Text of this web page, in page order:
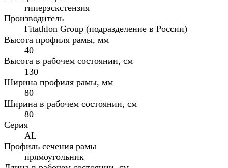
гиперэскстензия
Производитель
Fitathlon Group (подразделение в России)
Высота профиля рамы, мм
40
Высота в рабочем состоянии, см
130
Ширина профиля рамы, мм
80
Ширина в рабочем состоянии, см
80
Серия
AL
Профиль сечения рамы
прямоугольник